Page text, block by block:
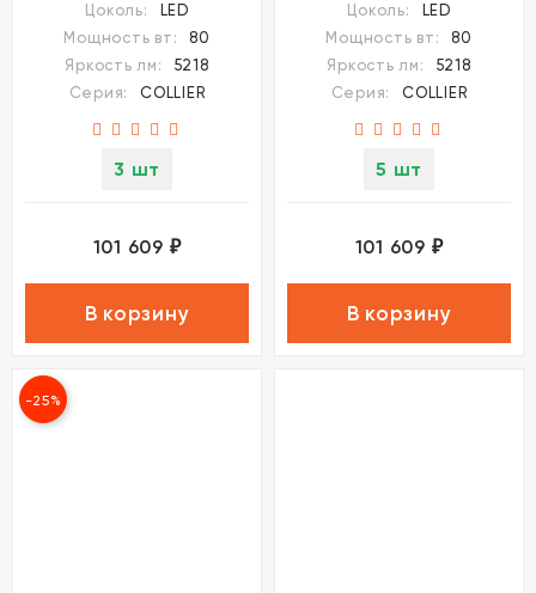
Light LED 80W 4000K
COLLIER
Цоколь:
LED
Мощность вт:
80
Яркость лм:
5218
Серия:
COLLIER
3 шт
101 609 ₽
В корзину
Light LED 80W 4000K
COLLIER
Цоколь:
LED
Мощность вт:
80
Яркость лм:
5218
Серия:
COLLIER
5 шт
101 609 ₽
В корзину
-25%